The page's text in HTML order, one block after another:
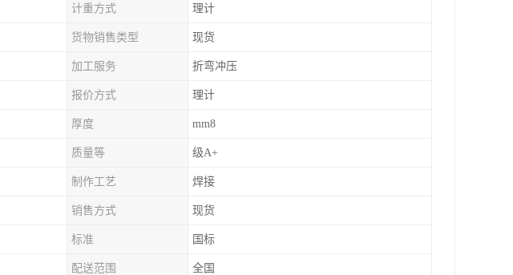
计重方式 理计
货物销售类型 现货
加工服务 折弯冲压
报价方式 理计
厚度 mm8
质量等 级A+
制作工艺 焊接
销售方式 现货
标准 国标
配送范围 全国